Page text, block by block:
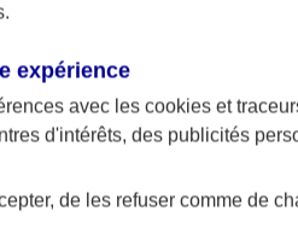
expérience
avec les cookies et
d'intérêts, des publicités
de les refuser comme de